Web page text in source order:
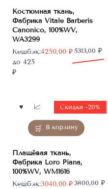
Костюмная ткань,
Фабрика Vitale Barberis
Canonico, 100%WV,
WA3299
5313,00 ₽
Первоначальная
цена
составляла
4250,00 ₽
Текущая
цена:
4250,00 ₽.
Кешбэк:
до 425
₽
В корзину
Скидка -20%
Плащёвая ткань,
Фабрика Loro Piana,
100%WV, WM1616
3800,00 ₽
Первоначальная
3040,00 ₽
Текущая
Кешбэк: